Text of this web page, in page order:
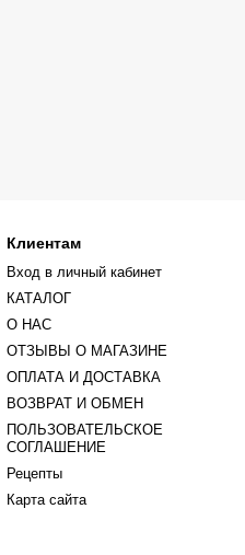
Клиентам
Вход в личный кабинет
КАТАЛОГ
О НАС
ОТЗЫВЫ О МАГАЗИНЕ
ОПЛАТА И ДОСТАВКА
ВОЗВРАТ И ОБМЕН
ПОЛЬЗОВАТЕЛЬСКОЕ
СОГЛАШЕНИЕ
Рецепты
Карта сайта